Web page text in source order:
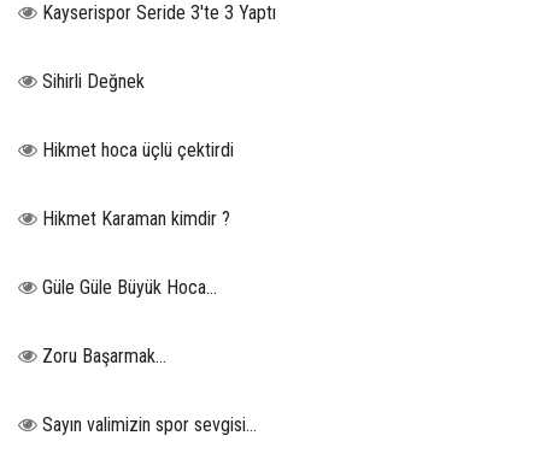
Kayserispor Seride 3'te 3 Yaptı
Sihirli Değnek
Hikmet hoca üçlü çektirdi
Hikmet Karaman kimdir ?
Güle Güle Büyük Hoca...
Zoru Başarmak…
Sayın valimizin spor sevgisi…